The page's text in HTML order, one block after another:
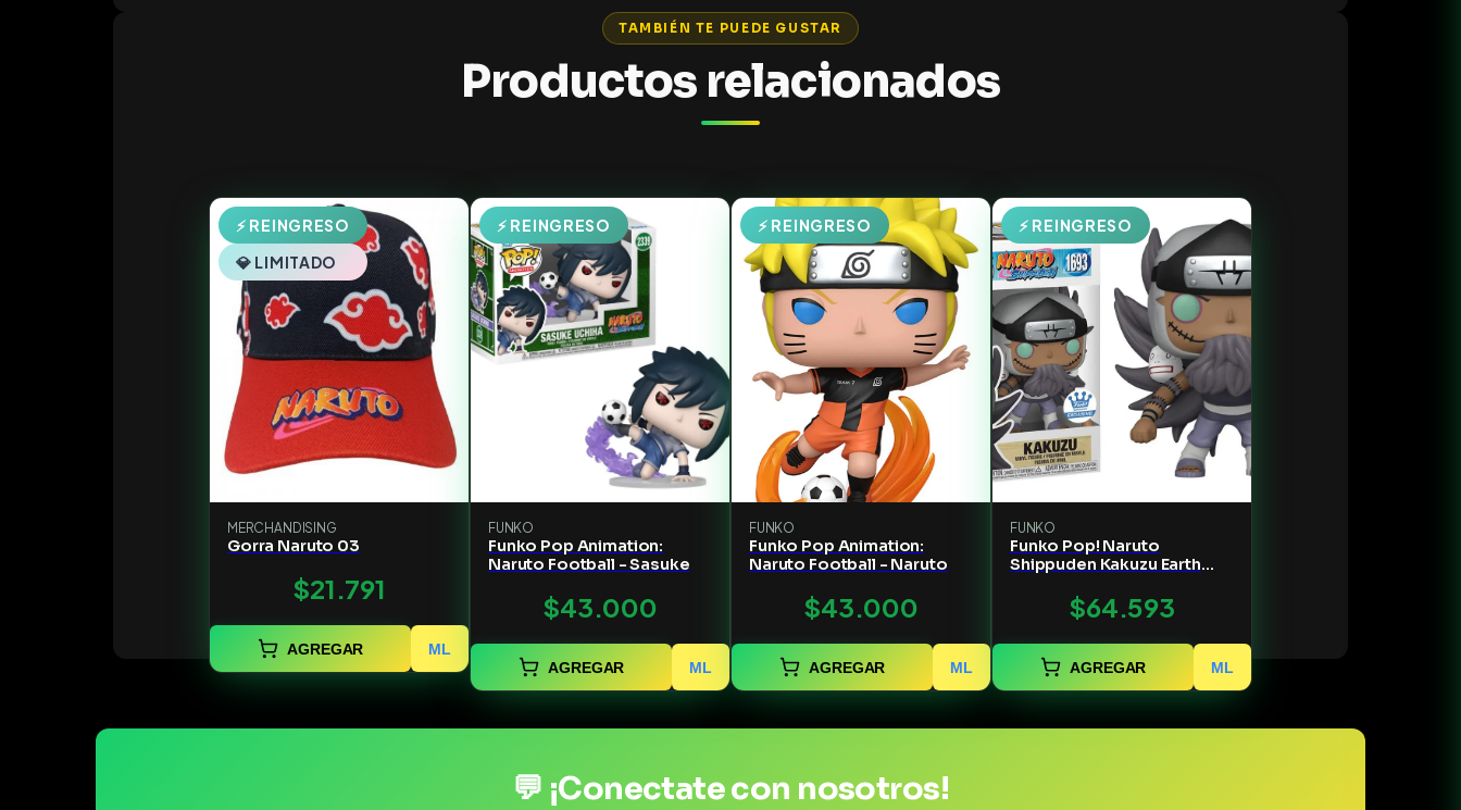
TAMBIÉN TE PUEDE GUSTAR
Productos relacionados
⚡ REINGRESO
💎 LIMITADO
MERCHANDISING
Gorra Naruto 03
$21.791
AGREGAR ML
⚡ REINGRESO
FUNKO
Funko Pop Animation:
Naruto Football - Sasuke
$43.000
AGREGAR ML
⚡ REINGRESO
FUNKO
Funko Pop Animation:
Naruto Football - Naruto
$43.000
AGREGAR ML
⚡ REINGRESO
FUNKO
Funko Pop! Naruto
Shippuden Kakuzu Earth
$64.593
AGREGAR ML
💬 ¡Conectate con nosotros!